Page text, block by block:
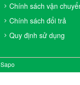
Chính sách vận
Chính sách đổi trả
Quy định sử dụng
Sapo